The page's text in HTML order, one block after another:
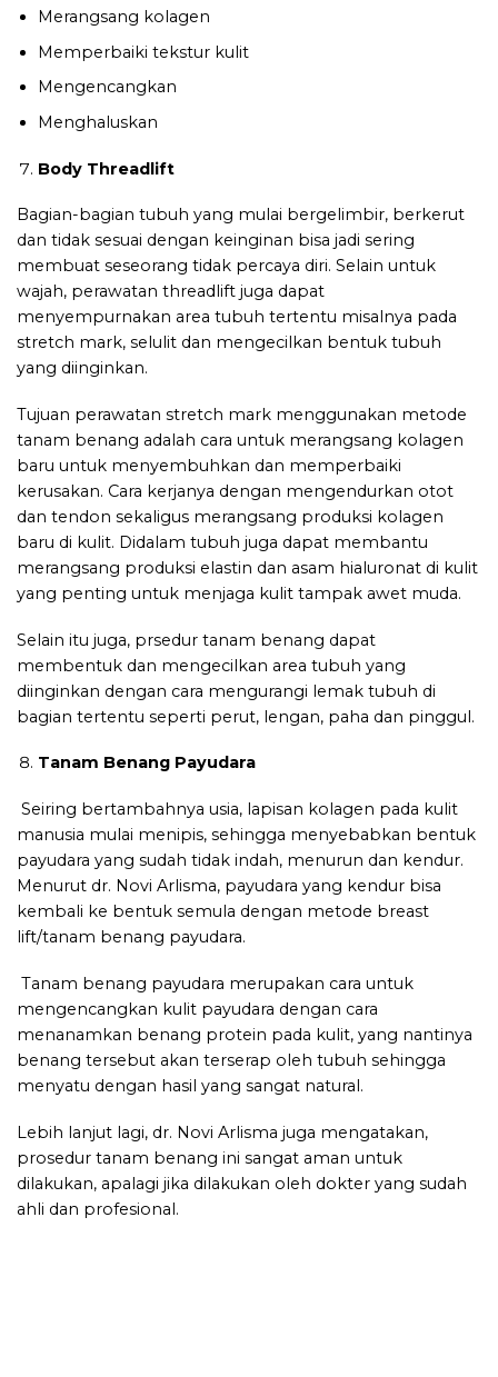
Merangsang kolagen
Memperbaiki tekstur kulit
Mengencangkan
Menghaluskan
Body Threadlift
Bagian-bagian tubuh yang mulai bergelimbir, berkerut
dan tidak sesuai dengan keinginan bisa jadi sering
membuat seseorang tidak percaya diri. Selain untuk
wajah, perawatan threadlift juga dapat
menyempurnakan area tubuh tertentu misalnya pada
stretch mark, selulit dan mengecilkan bentuk tubuh
yang diinginkan.
Tujuan perawatan stretch mark menggunakan metode
tanam benang adalah cara untuk merangsang kolagen
baru untuk menyembuhkan dan memperbaiki
kerusakan. Cara kerjanya dengan mengendurkan otot
dan tendon sekaligus merangsang produksi kolagen
baru di kulit. Didalam tubuh juga dapat membantu
merangsang produksi elastin dan asam hialuronat di kulit
yang penting untuk menjaga kulit tampak awet muda.
Selain itu juga, prsedur tanam benang dapat
membentuk dan mengecilkan area tubuh yang
diinginkan dengan cara mengurangi lemak tubuh di
bagian tertentu seperti perut, lengan, paha dan pinggul.
Tanam Benang Payudara
Seiring bertambahnya usia, lapisan kolagen pada kulit
manusia mulai menipis, sehingga menyebabkan bentuk
payudara yang sudah tidak indah, menurun dan kendur.
Menurut dr. Novi Arlisma, payudara yang kendur bisa
kembali ke bentuk semula dengan metode breast
lift/tanam benang payudara.
Tanam benang payudara merupakan cara untuk
mengencangkan kulit payudara dengan cara
menanamkan benang protein pada kulit, yang nantinya
benang tersebut akan terserap oleh tubuh sehingga
menyatu dengan hasil yang sangat natural.
Lebih lanjut lagi, dr. Novi Arlisma juga mengatakan,
prosedur tanam benang ini sangat aman untuk
dilakukan, apalagi jika dilakukan oleh dokter yang sudah
ahli dan profesional.